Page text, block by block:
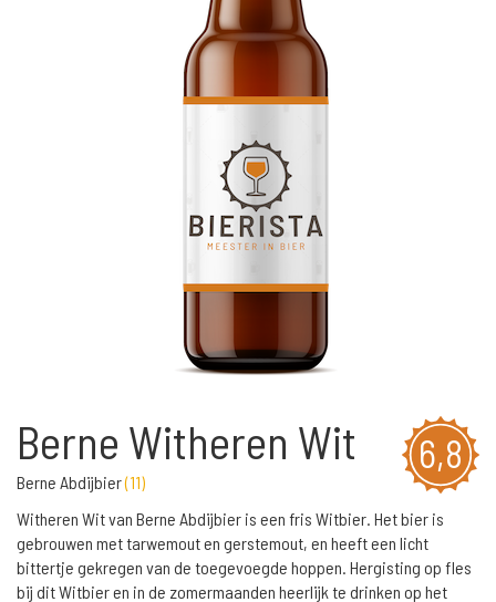
6,8
Berne Witheren Wit
Berne Abdijbier(11)
Witheren Wit van Berne Abdijbier is een fris Witbier. Het bier is
gebrouwen met tarwemout en gerstemout, en heeft een licht
bittertje gekregen van de toegevoegde hoppen. Hergisting op fles
bij dit Witbier en in de zomermaanden heerlijk te drinken op het